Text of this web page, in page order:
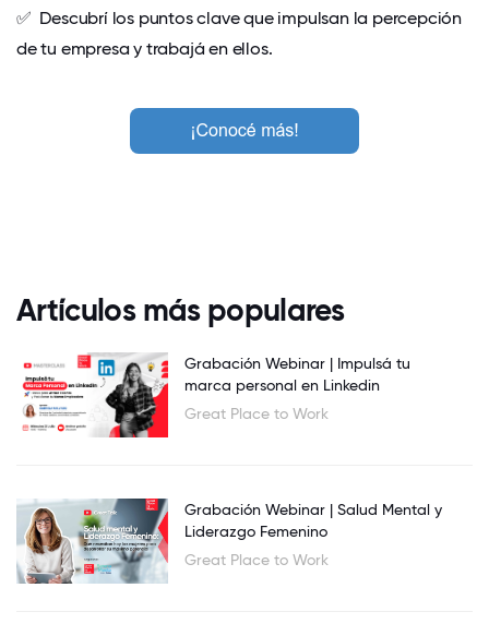
✅ Descubrí los puntos clave que impulsan la percepción
de tu empresa y trabajá en ellos.
Artículos más populares
Grabación Webinar | Impulsá tu
marca personal en Linkedin
Great Place to Work
Grabación Webinar | Salud Mental y
Liderazgo Femenino
Great Place to Work